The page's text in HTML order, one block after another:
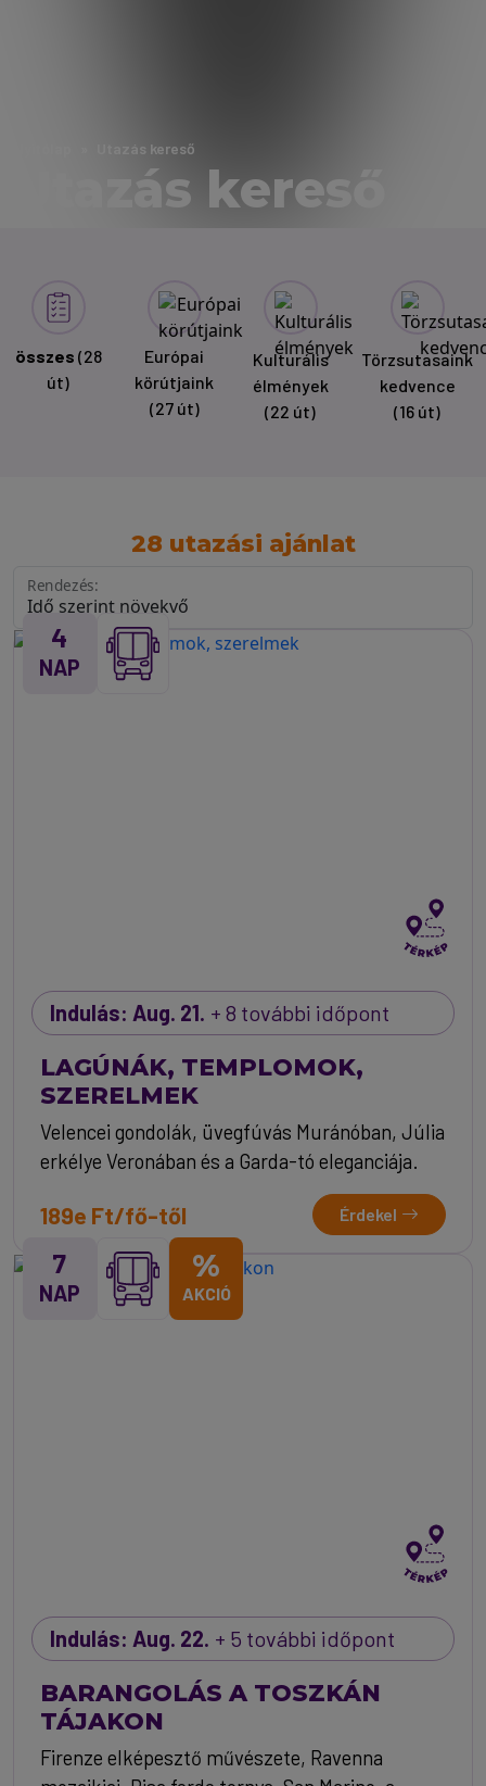
Utazás kereső
Utazás kereső
összes (28
út)
Európai
körútjaink
(27 út)
Kulturális
élmények
(22 út)
Törzsutasaink
kedvence
(16 út)
28 utazási ajánlat
Rendezés:
4
NAP
Indulás: Aug. 21. + 8 további időpont
LAGÚNÁK, TEMPLOMOK,
SZERELMEK
Velencei gondolák, üvegfúvás Muránóban, Júlia
erkélye Veronában és a Garda-tó eleganciája.
189e Ft/fő-től Érdekel
7
NAP
%
AKCIÓ
Indulás: Aug. 22. + 5 további időpont
BARANGOLÁS A TOSZKÁN
TÁJAKON
Firenze elképesztő művészete, Ravenna